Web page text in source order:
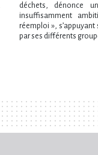
déchets, dénonce
insuffisamment
réemploi »,
par ses différents